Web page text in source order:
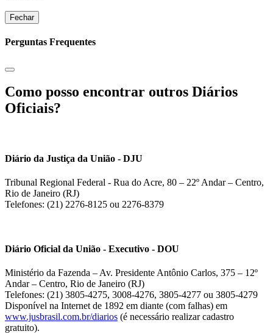
Fechar
Perguntas Frequentes
Como posso encontrar outros Diários
Oficiais?
Diário da Justiça da União - DJU
Tribunal Regional Federal - Rua do Acre, 80 – 22º Andar – Centro,
Rio de Janeiro (RJ)
Telefones: (21) 2276-8125 ou 2276-8379
Diário Oficial da União - Executivo - DOU
Ministério da Fazenda – Av. Presidente Antônio Carlos, 375 – 12º
Andar – Centro, Rio de Janeiro (RJ)
Telefones: (21) 3805-4275, 3008-4276, 3805-4277 ou 3805-4279
Disponível na Internet de 1892 em diante (com falhas) em
www.jusbrasil.com.br/diarios (é necessário realizar cadastro
gratuito).